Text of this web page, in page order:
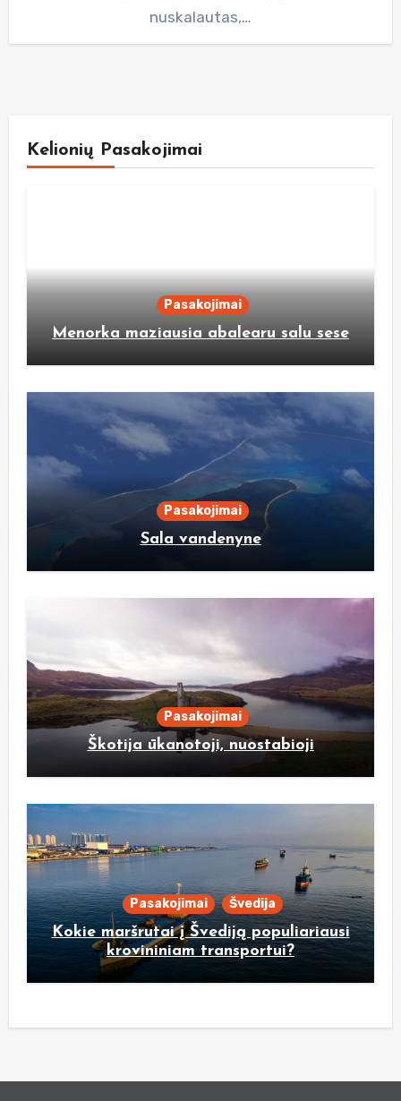
nuskalautas,…
Kelionių Pasakojimai
Pasakojimai
Menorka maziausia abalearu salu sese
Pasakojimai
Sala vandenyne
Pasakojimai
Škotija ūkanotoji, nuostabioji
Pasakojimai Švedija
Kokie maršrutai į Švediją populiariausi
krovininiam transportui?